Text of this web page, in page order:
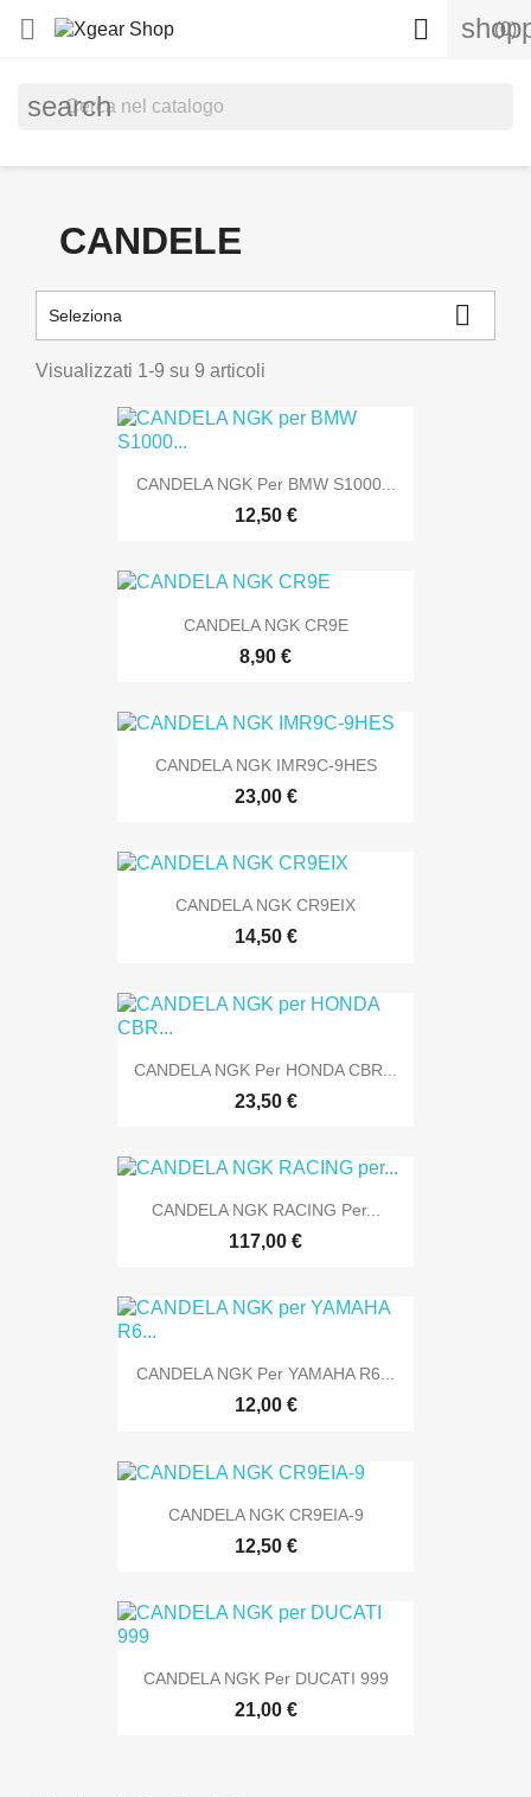
 (0)

search
CANDELE
Seleziona 
Visualizzati 1-9 su 9 articoli
CANDELA NGK Per BMW S1000...
12,50 €
CANDELA NGK CR9E
8,90 €
CANDELA NGK IMR9C-9HES
23,00 €
CANDELA NGK CR9EIX
14,50 €
CANDELA NGK Per HONDA CBR...
23,50 €
CANDELA NGK RACING Per...
117,00 €
CANDELA NGK Per YAMAHA R6...
12,00 €
CANDELA NGK CR9EIA-9
12,50 €
CANDELA NGK Per DUCATI 999
21,00 €